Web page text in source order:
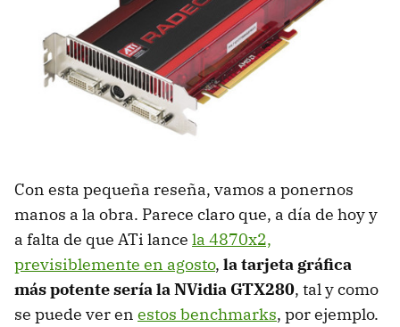
Con esta pequeña reseña, vamos a ponernos
manos a la obra. Parece claro que, a día de hoy y
a falta de que ATi lance la 4870x2,
previsiblemente en agosto, la tarjeta gráfica
más potente sería la NVidia GTX280, tal y como
se puede ver en estos benchmarks, por ejemplo.